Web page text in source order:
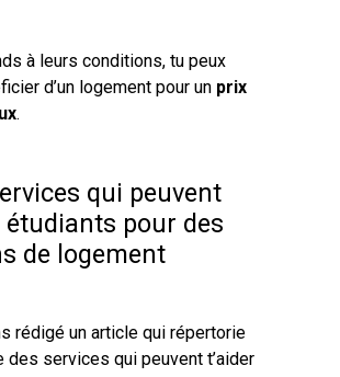
à leurs conditions, tu peux
d’un logement pour un prix
.
qui peuvent
étudiants pour des
de logement
rédigé un article qui répertorie
des services qui peuvent t’aider